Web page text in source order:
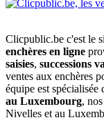
Clicpublic.be c'est le
enchères en ligne
saisies, successions
ventes aux enchères
équipe est spécialisée
au Luxembourg,
Nivelles et au